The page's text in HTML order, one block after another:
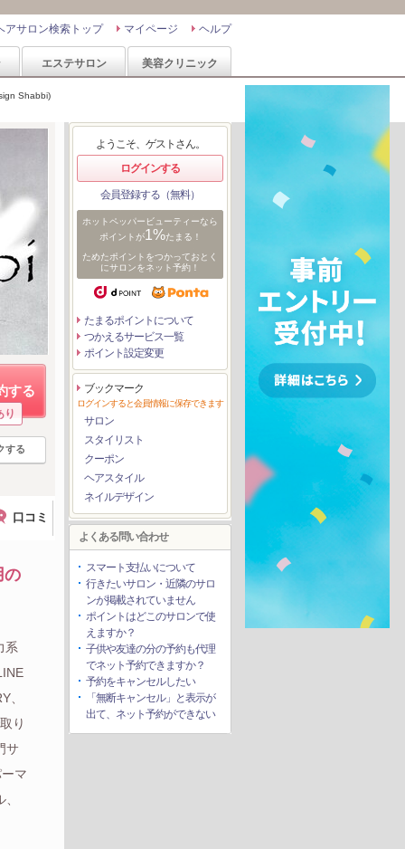
ヘルプ
マイページ
アサロン検索トップ
エステサロン 美容クリニック
Shabbi)
する
り
する
口コミ
の
系
、
り
サ
マ
ようこそ、ゲストさん。
ログインする
会員登録する（無料）
ホットペッパービューティーなら
ポイントが1%たまる！
ためたポイントをつかっておとく
にサロンをネット予約！
たまるポイントについて
つかえるサービス一覧
ポイント設定変更
ブックマーク
ログインすると会員情報に保存できます
サロン
スタイリスト
クーポン
ヘアスタイル
ネイルデザイン
よくある問い合わせ
スマート支払いについて
行きたいサロン・近隣のサロ
ンが掲載されていません
ポイントはどこのサロンで使
えますか？
子供や友達の分の予約も代理
でネット予約できますか？
予約をキャンセルしたい
「無断キャンセル」と表示が
出て、ネット予約ができない